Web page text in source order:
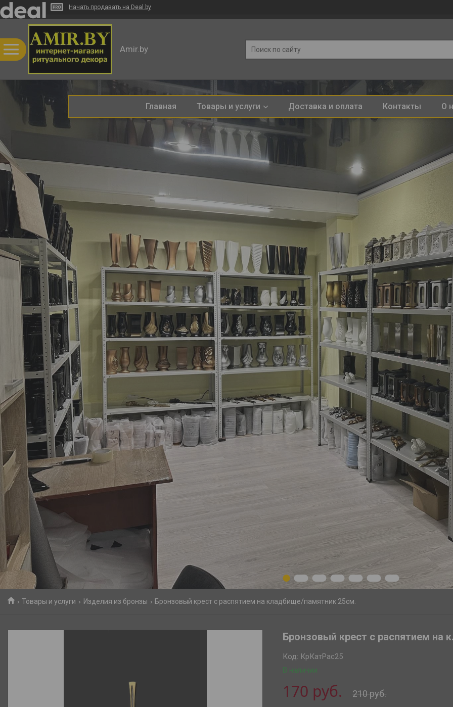
Начать продавать на Deal.by
Amir.by
Главная Товары и услуги Доставка и оплата Контакты О
Товары и услуги Изделия из бронзы Бронзовый крест с распятием на кладбище/памятник 25см.
Бронзовый крест с распятием на
В наличии
Код: КрКатРас25
210руб.
170 руб.